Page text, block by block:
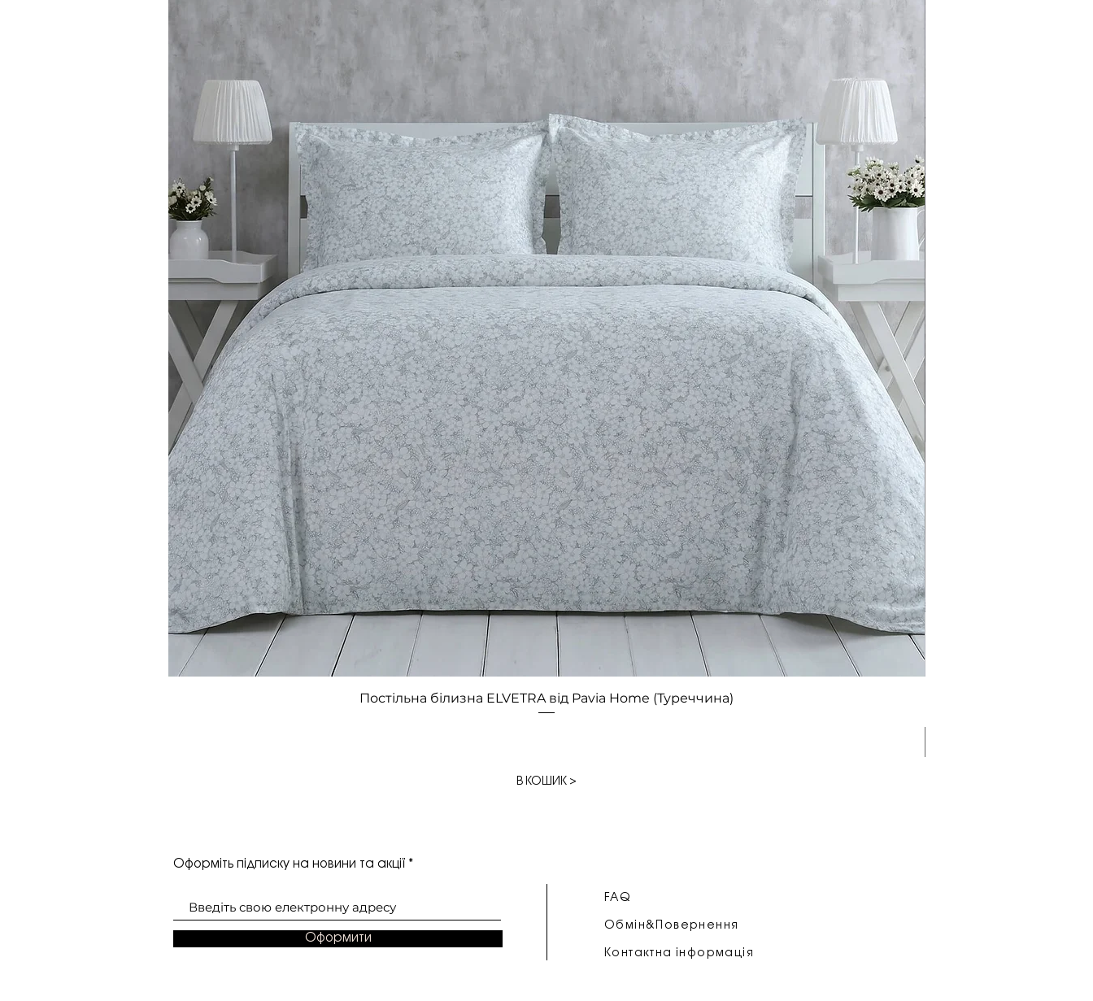
Швидкий перегляд
Постільна білизна ELVETRA від Pavia Home (Туреччина)
В КОШИК >
Оформіть підписку на новини та акції
Оформити
FAQ
Обмін&Повернення
Контактна інформація